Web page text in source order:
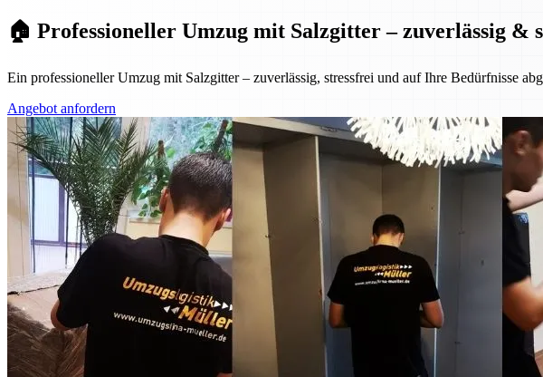
🏠 Professioneller Umzug mit Salzgitter – zuverlässig &
Ein professioneller Umzug mit Salzgitter – zuverlässig, stressfrei und auf Ihre Bedürfnisse
Angebot anfordern